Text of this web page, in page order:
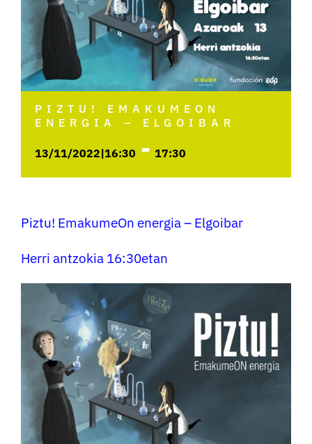
PIZTU! EMAKUMEON
ENERGIA – ELGOIBAR
13/11/2022|16:30 - 17:30
Piztu! EmakumeOn energia – Elgoibar
Herri antzokia 16:30etan